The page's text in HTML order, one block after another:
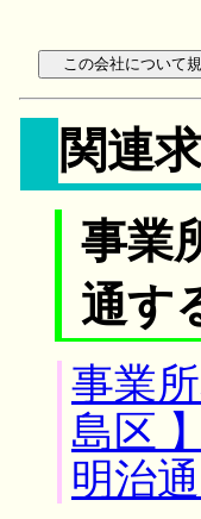
関連
事業
通す
事業
島区
明治通